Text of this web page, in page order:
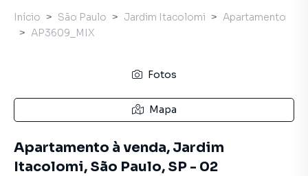
Início São Paulo Jardim Itacolomi
Apartamento
AP3609_MIX
Fotos
Mapa
Apartamento à venda, Jardim
Itacolomi, São Paulo, SP - 02